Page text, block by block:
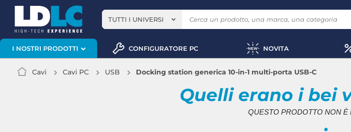
TUTTI I UNIVERSI
I NOSTRI PRODOTTI CONFIGURATORE PC NOVITA
Cavi Cavi PC USB Docking station generica 10-in-1 multi-porta USB-C
Quelli erano i bei
QUESTO PRODOTTO NON È
.